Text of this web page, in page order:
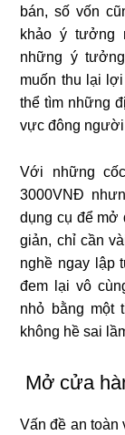
bán, số vốn
khảo ý tưởng
những ý
muốn thu lại
thể tìm những
vực đông
Với những
3000VNĐ
dụng cụ để mở
giản, chỉ cần
nghề ngay lập
đem lại vô
nhỏ bằng một
không hề sai
Mở cửa
Vấn đề an toàn